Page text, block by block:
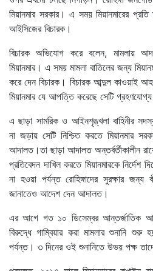
মিয়ানমার সরকার। এ সময় মিয়ানমারের
আইসিজের বিচারক।
বিচারক অভিযোগ করে বলেন, মামলায়
মিয়ানমার। এ সময় মামলা বাতিলের জন্য
করে দেন বিচারক। বিচারক আব্দুল কাওয়াই
মিয়ানমার যে আপত্তি করেছে সেটি
এ ছাড়া সামরিক ও আইনশৃঙ্খলা বাহিনীর
না জড়ায় সেটি নিশ্চিত করতে মিয়ানমার
আদালত।তা ছাড়া আদালত অন্তর্বর্তীকালীন
প্রতিবেদন দাখিল করতে মিয়ানমারকে নির্দেশ
না হওয়া পর্যন্ত রোহিঙ্গাদের সুরক্ষার
জানাতেও আদেশ দেন আদালত।
এর আগে গত ১০ ডিসেম্বর আন্তর্জাতিক
বিরুদ্ধে গাম্বিয়ার করা মামলার শুনানি
পর্যন্ত। ৩ দিনের ওই শুনানিতে উভয় পক্ষ